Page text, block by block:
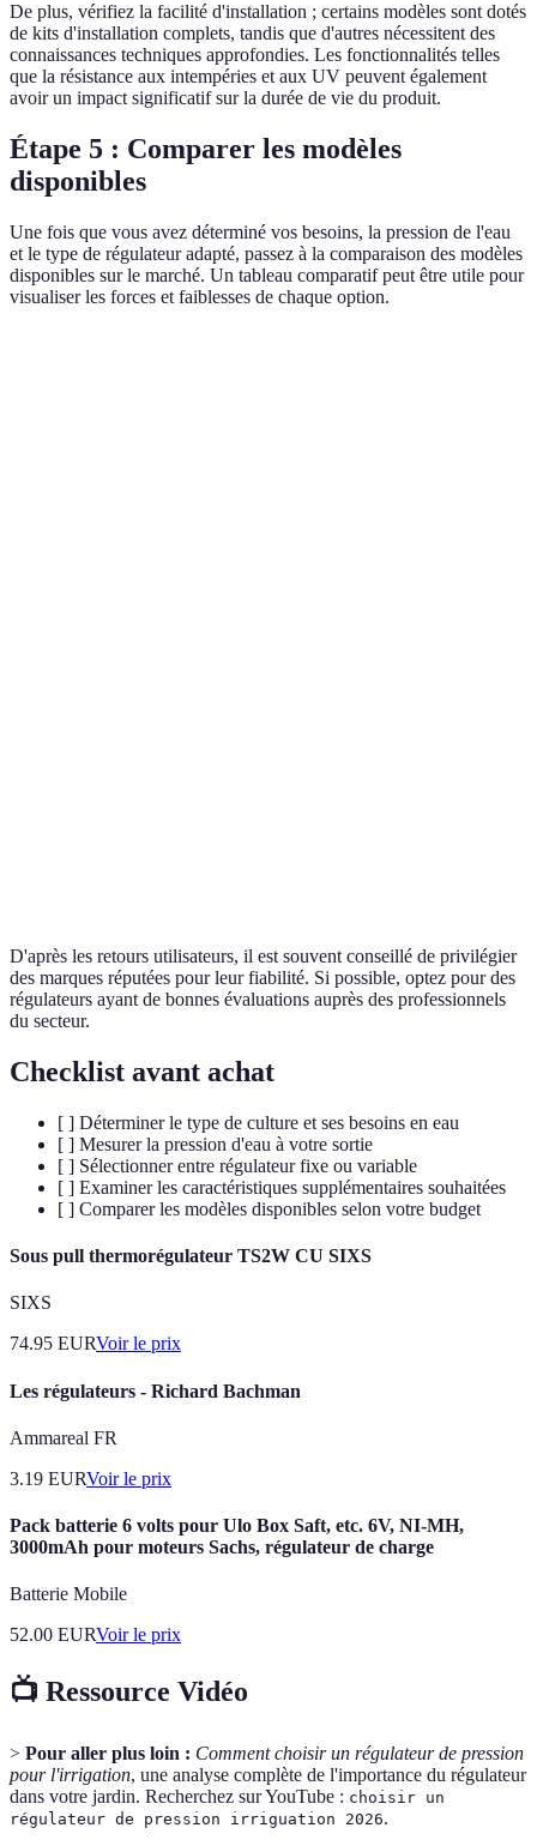
De plus, vérifiez la facilité d'installation ; certains modèles sont dotés
de kits d'installation complets, tandis que d'autres nécessitent des
connaissances techniques approfondies. Les fonctionnalités telles
que la résistance aux intempéries et aux UV peuvent également
avoir un impact significatif sur la durée de vie du produit.
Étape 5 : Comparer les modèles
disponibles
Une fois que vous avez déterminé vos besoins, la pression de l'eau
et le type de régulateur adapté, passez à la comparaison des modèles
disponibles sur le marché. Un tableau comparatif peut être utile pour
visualiser les forces et faiblesses de chaque option.
D'après les retours utilisateurs, il est souvent conseillé de privilégier
des marques réputées pour leur fiabilité. Si possible, optez pour des
régulateurs ayant de bonnes évaluations auprès des professionnels
du secteur.
Checklist avant achat
[ ] Déterminer le type de culture et ses besoins en eau
[ ] Mesurer la pression d'eau à votre sortie
[ ] Sélectionner entre régulateur fixe ou variable
[ ] Examiner les caractéristiques supplémentaires souhaitées
[ ] Comparer les modèles disponibles selon votre budget
Sous pull thermorégulateur TS2W CU SIXS
SIXS
74.95 EURVoir le prix
Les régulateurs - Richard Bachman
Ammareal FR
3.19 EURVoir le prix
Pack batterie 6 volts pour Ulo Box Saft, etc. 6V, NI-MH,
3000mAh pour moteurs Sachs, régulateur de charge
Batterie Mobile
52.00 EURVoir le prix
📺 Ressource Vidéo
> Pour aller plus loin : Comment choisir un régulateur de pression
pour l'irrigation, une analyse complète de l'importance du régulateur
dans votre jardin. Recherchez sur YouTube : choisir un
régulateur de pression irriguation 2026.